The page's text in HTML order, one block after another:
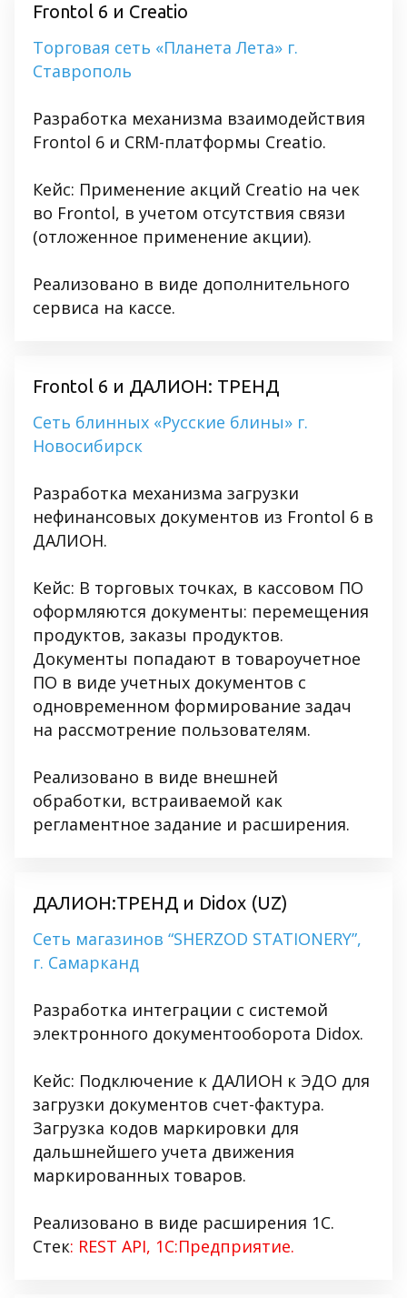
Frontol 6 и Creatio
Торговая сеть «Планета Лета» г.
Ставрополь
Разработка механизма взаимодействия
Frontol 6 и CRM-платформы Creatio.
Кейс: Применение акций Creatio на чек
во Frontol, в учетом отсутствия связи
(отложенное применение акции).
Реализовано в виде дополнительного
сервиса на кассе.
Frontol 6 и ДАЛИОН: ТРЕНД
Сеть блинных «Русские блины» г.
Новосибирск
Разработка механизма загрузки
нефинансовых документов из Frontol 6 в
ДАЛИОН.
Кейс: В торговых точках, в кассовом ПО
оформляются документы: перемещения
продуктов, заказы продуктов.
Документы попадают в товароучетное
ПО в виде учетных документов с
одновременном формирование задач
на рассмотрение пользователям.
Реализовано в виде внешней
обработки, встраиваемой как
регламентное задание и расширения.
ДАЛИОН:ТРЕНД и Didox (UZ)
Сеть магазинов “SHERZOD STATIONERY”,
г. Самарканд
Разработка интеграции с системой
электронного документооборота Didox.
Кейс: Подключение к ДАЛИОН к ЭДО для
загрузки документов счет-фактура.
Загрузка кодов маркировки для
дальшнейшего учета движения
маркированных товаров.
Реализовано в виде расширения 1С.
Стек: REST API, 1С:Предприятие.